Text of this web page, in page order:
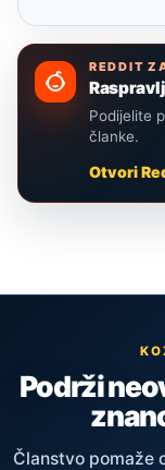
REDDIT
Podijelite
članke.
Otvori
Podrži
Članstvo pomaže